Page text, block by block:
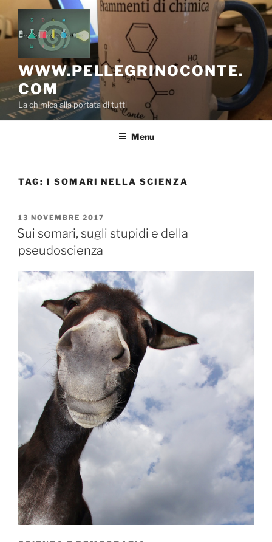
Salta
al
contenuto
WWW.PELLEGRINOCONTE.
COM
La chimica alla portata di tutti
Menu
TAG: I SOMARI NELLA SCIENZA
PUBBLICATO
IL
13 NOVEMBRE 2017
Sui somari, sugli stupidi e della
pseudoscienza